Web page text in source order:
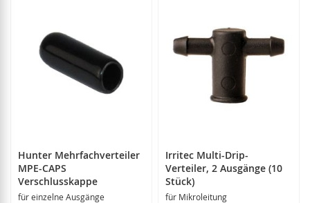
Hunter Mehrfachverteiler
MPE-CAPS
Verschlusskappe
für einzelne Ausgänge
Irritec Multi-Drip-
Verteiler, 2 Ausgänge (10
Stück)
für Mikroleitung